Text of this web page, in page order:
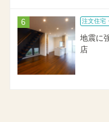
注文住宅
地震に
店